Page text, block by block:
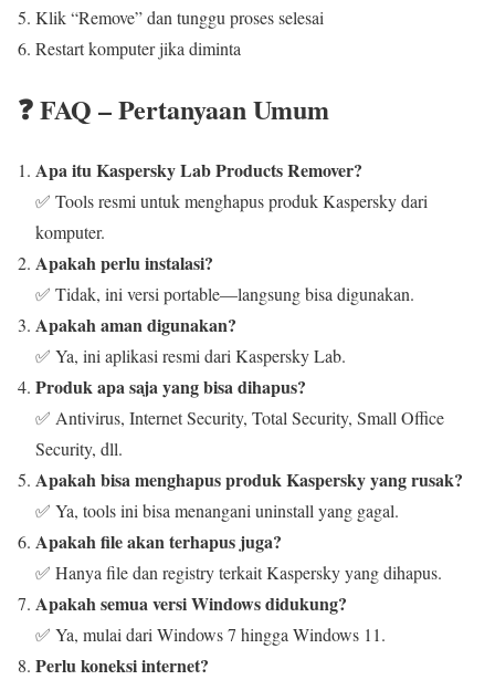
Klik “Remove” dan tunggu proses selesai
Restart komputer jika diminta
❓ FAQ – Pertanyaan Umum
Apa itu Kaspersky Lab Products Remover?
✅ Tools resmi untuk menghapus produk Kaspersky dari
komputer.
Apakah perlu instalasi?
✅ Tidak, ini versi portable—langsung bisa digunakan.
Apakah aman digunakan?
✅ Ya, ini aplikasi resmi dari Kaspersky Lab.
Produk apa saja yang bisa dihapus?
✅ Antivirus, Internet Security, Total Security, Small Office
Security, dll.
Apakah bisa menghapus produk Kaspersky yang rusak?
✅ Ya, tools ini bisa menangani uninstall yang gagal.
Apakah file akan terhapus juga?
✅ Hanya file dan registry terkait Kaspersky yang dihapus.
Apakah semua versi Windows didukung?
✅ Ya, mulai dari Windows 7 hingga Windows 11.
Perlu koneksi internet?